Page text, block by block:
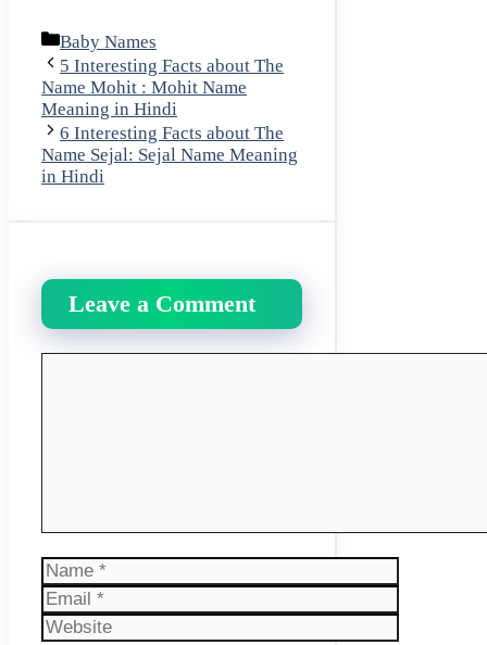
Categories
Baby Names
5 Interesting Facts about The
Name Mohit : Mohit Name
Meaning in Hindi
6 Interesting Facts about The
Name Sejal: Sejal Name Meaning
in Hindi
Leave a Comment
Name
Email
Website